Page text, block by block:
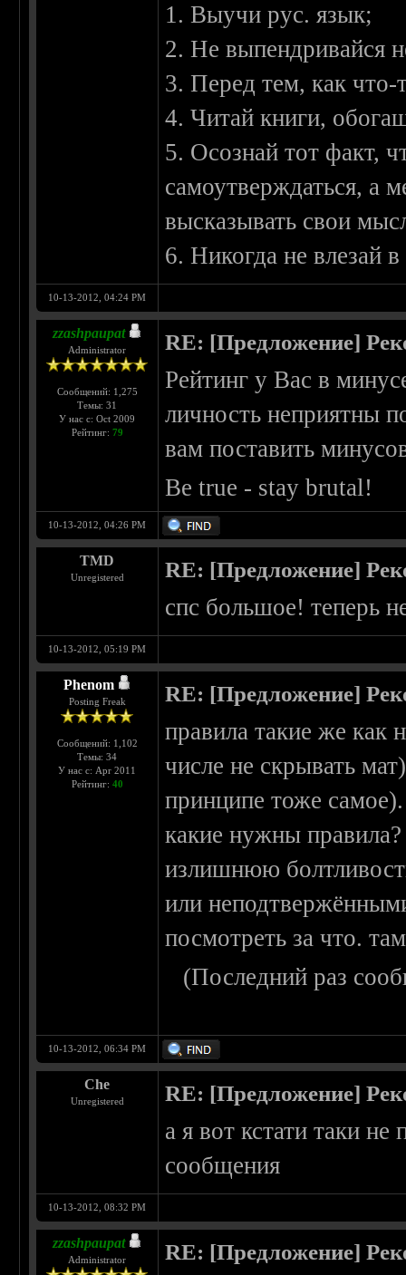
1. Выучи рус. язык;
2. Не выпендривайся
3. Перед тем, как что-
4. Читай книги,
5. Осознай тот факт,
самоутверждаться, а
высказывать свои
6. Никогда не влезай
10-13-2012, 04:24 PM
zzashpaupat
Administrator
Сообщений: 1,275
Темы: 31
У нас с: Oct 2009
Рейтинг: 79
RE: [Предложение]
Рейтинг у Вас в
личность неприятны
вам поставить
Be true - stay brutal!
10-13-2012, 04:26 PM
TMD
Unregistered RE: [Предложение]
спс большое! теперь
10-13-2012, 05:19 PM
Phenom
Posting Freak
Сообщений: 1,102
Темы: 34
У нас с: Apr 2011
Рейтинг: 40
RE: [Предложение]
правила такие же как
числе не скрывать
принципе тоже самое).
какие нужны правила?
излишнюю
или
посмотреть за что.
(Последний раз
10-13-2012, 06:34 PM
Che
Unregistered RE: [Предложение]
а я вот кстати таки
сообщения
10-13-2012, 08:32 PM
zzashpaupat
Administrator RE: [Предложение]